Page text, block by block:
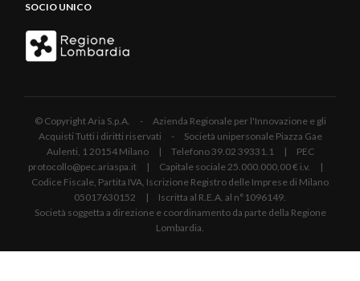
SOCIO UNICO
© Copyright Aria S.p.A. - Azienda Regionale per l'Innovazione e gli
Acquisti Tutti i diritti riservati - Società unipersonale Piazza Gae
Aulenti, 1 20154 Milano | Telefono 39.02 39331.1 | PEC
protocollo@pec.ariaspa.it | Capitale sociale 25.000.000,00 € i.v. |
Codice Fiscale, Partita IVA, Iscrizione Registro delle Imprese di Milano
05017630152 | Iscritta al R.E.A. al n°1096149.
Società soggetta a direzione e coordinamento da parte della Regione
Lombardia.